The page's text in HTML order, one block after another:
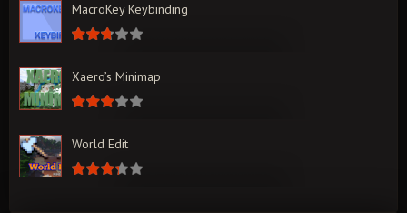
MacroKey Keybinding
Xaero’s Minimap
World Edit